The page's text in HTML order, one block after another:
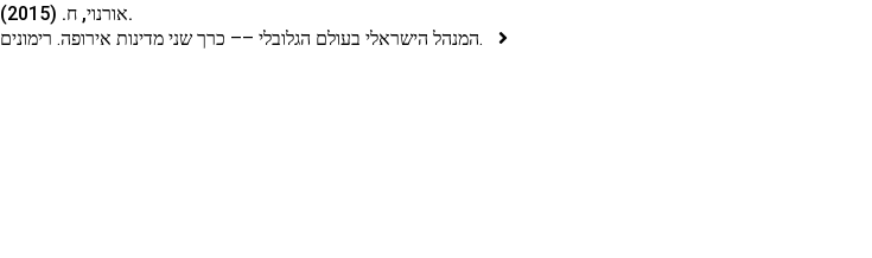
אורנוי, ח. (2015).
המנהל הישראלי בעולם הגלובלי –– כרך שני מדינות אירופה. רימונים.